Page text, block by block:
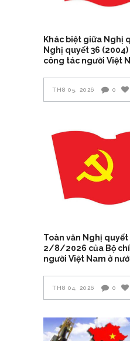
Khác biệt giữa Nghị
Nghị quyết 36
công tác người Việt
TH8 05, 2026 0
Toàn văn Nghị
2/8/2026 của Bộ
người Việt Nam ở
TH8 04, 2026 0